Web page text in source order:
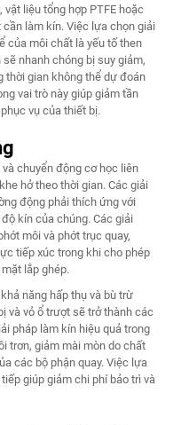
liệu tổng hợp PTFE hoặc
làm kín. Việc lựa chọn giải
của môi chất là yếu tố then
nhanh chóng bị suy giảm,
thời gian không thể dự đoán
vai trò này giúp giảm tần
vụ của thiết bị.
chuyển động cơ học liên
hở theo thời gian. Các giải
động phải thích ứng với
kín của chúng. Các giải
môi và phớt trục quay,
tiếp xúc trong khi cho phép
lắp ghép.
năng hấp thụ và bù trừ
và vỏ ổ trượt sẽ trở thành các
pháp làm kín hiệu quả trong
trơn, giảm mài mòn do chất
các bộ phận quay. Việc lựa
giúp giảm chi phí bảo trì và